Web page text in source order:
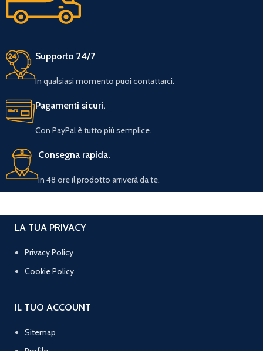
Supporto 24/7
In qualsiasi momento puoi contattarci.
Pagamenti sicuri.
Con PayPal è tutto più semplice.
Consegna rapida.
In 48 ore il prodotto arriverà da te.
LA TUA PRIVACY
Privacy Policy
Cookie Policy
IL TUO ACCOUNT
Sitemap